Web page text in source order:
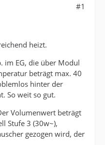
#1
heizt.
im EG, die über Modul
beträgt max. 40
hinter der
So weit so gut.
Volumenwert beträgt
Stufe 3 (30w~),
gezogen wird, der